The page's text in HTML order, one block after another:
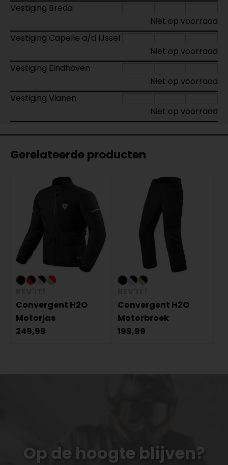
Vestiging Breda
Niet op voorraad
Vestiging Capelle a/d IJssel
Niet op voorraad
Vestiging Eindhoven
Niet op voorraad
Vestiging Vianen
Niet op voorraad
Gerelateerde producten
Convergent H2O
Motorjas
249,99
Convergent H2O
Motorbroek
199,99
Op de hoogte blijven?